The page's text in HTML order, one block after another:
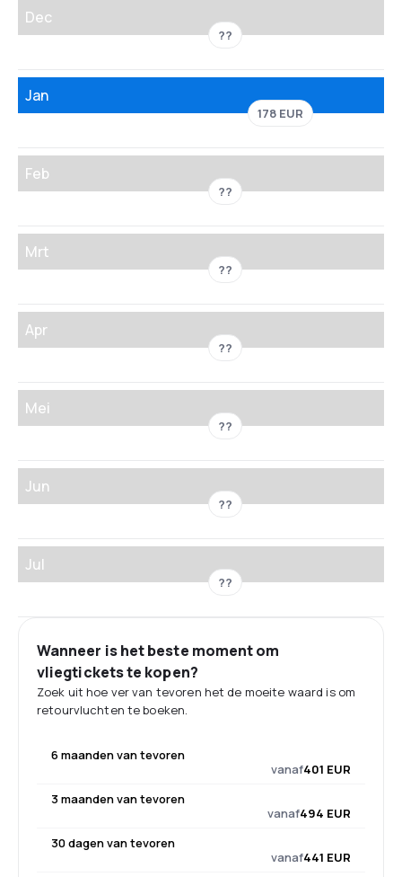
Dec
??
Jan
178 EUR
Feb
??
Mrt
??
Apr
??
Mei
??
Jun
??
Jul
??
Wanneer is het beste moment om
vliegtickets te kopen?
Zoek uit hoe ver van tevoren het de moeite waard is om
retourvluchten te boeken.
6 maanden van tevoren
vanaf401 EUR
3 maanden van tevoren
vanaf494 EUR
30 dagen van tevoren
vanaf441 EUR